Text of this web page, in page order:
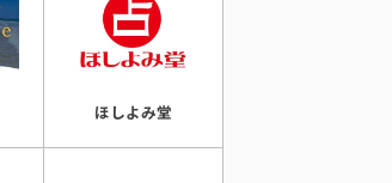
ほしよみ堂